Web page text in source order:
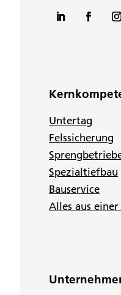
Untertag
Felssicherung
Spezialtiefbau
Bauservice
Alles aus einer